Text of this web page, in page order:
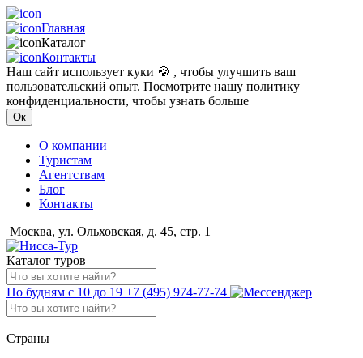
Главная
Каталог
Контакты
Наш сайт использует куки 🍪 , чтобы улучшить ваш
пользовательский опыт. Посмотрите нашу политику
конфиденциальности, чтобы узнать больше
Ок
О компании
Туристам
Агентствам
Блог
Контакты
Москва, ул. Ольховская, д. 45, стр. 1
Каталог туров
По будням с 10 до 19 +7 (495) 974-77-74
Страны